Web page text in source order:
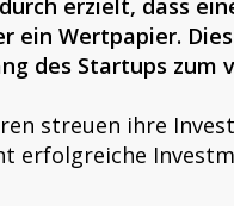
ein Wertpapier.
des Startups zum
streuen ihre
erfolgreiche